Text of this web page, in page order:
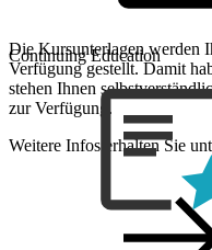
Die Kursunterlagen werden
Verfügung gestellt. Damit
stehen Ihnen
zur Verfügung.
Weitere Infos erhalten Sie
Continuing Education